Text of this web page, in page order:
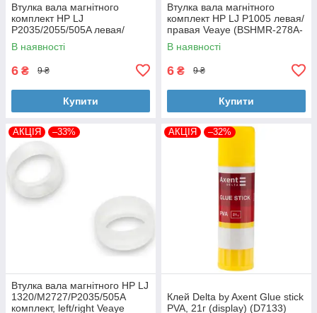
Втулка вала магнітного
комплект HP LJ
P2035/2055/505A левая/
правая Veaye (BSHMR-505A-
VE)
В наявності
6 ₴ 9 ₴
Купити
Втулка вала магнітного
комплект HP LJ P1005 левая/
правая Veaye (BSHMR-278A-
VE)
В наявності
6 ₴ 9 ₴
Купити
АКЦІЯ –33%
Втулка вала магнітного HP LJ
1320/M2727/P2035/505A
комплект, left/right Veaye
АКЦІЯ –32%
Клей Delta by Axent Glue stick
PVA, 21г (display) (D7133)